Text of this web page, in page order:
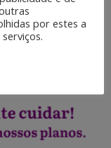
por estes a